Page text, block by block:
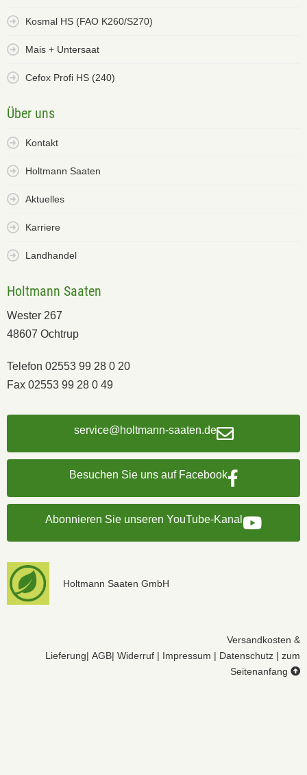
Kosmal HS (FAO K260/S270)
Mais + Untersaat
Cefox Profi HS (240)
Über uns
Kontakt
Holtmann Saaten
Aktuelles
Karriere
Landhandel
Holtmann Saaten
Wester 267
48607 Ochtrup
Telefon 02553 99 28 0 20
Fax 02553 99 28 0 49
service@holtmann-saaten.de
Besuchen Sie uns auf Facebook
Abonnieren Sie unseren YouTube-Kanal
Holtmann Saaten GmbH
Versandkosten &
Lieferung| AGB| Widerruf | Impressum | Datenschutz | zum
Seitenanfang